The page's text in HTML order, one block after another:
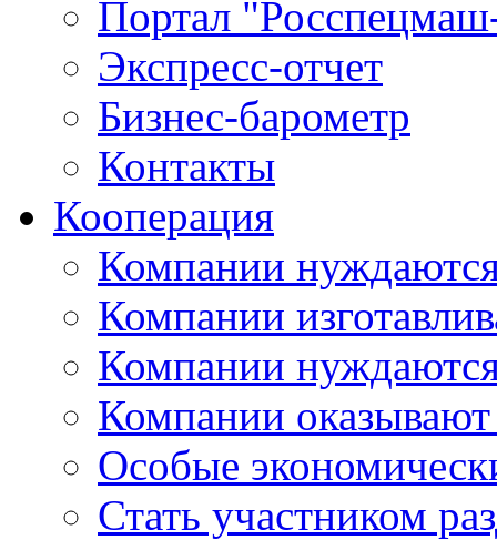
Портал
Экспресс-отчет
Бизнес-барометр
Контакты
Кооперация
Компании
Компании
Компании
Компании оказывают
Особые
Стать участником